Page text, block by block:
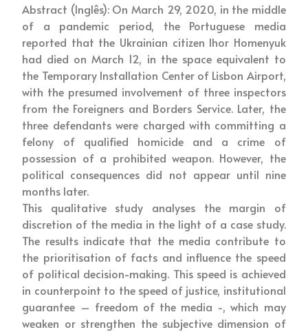
Abstract (Inglês): On March 29, 2020, in the middle
of a pandemic period, the Portuguese media
reported that the Ukrainian citizen Ihor Homenyuk
had died on March 12, in the space equivalent to
the Temporary Installation Center of Lisbon Airport,
with the presumed involvement of three inspectors
from the Foreigners and Borders Service. Later, the
three defendants were charged with committing a
felony of qualified homicide and a crime of
possession of a prohibited weapon. However, the
political consequences did not appear until nine
months later.
This qualitative study analyses the margin of
discretion of the media in the light of a case study.
The results indicate that the media contribute to
the prioritisation of facts and influence the speed
of political decision-making. This speed is achieved
in counterpoint to the speed of justice, institutional
guarantee – freedom of the media -, which may
weaken or strengthen the subjective dimension of